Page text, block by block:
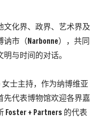
文化界、政界、艺术界及
市（Narbonne），共同
与时间的对话。
女士主持，作为纳博维亚
先代表博物馆欢迎各界嘉
+ Partners 的代表